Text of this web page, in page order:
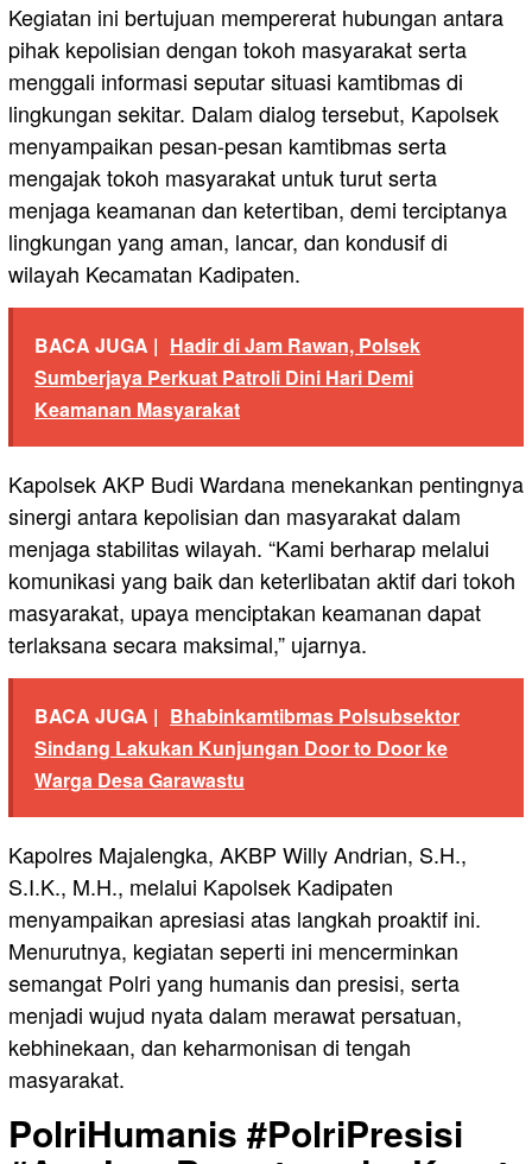
Kegiatan ini bertujuan mempererat hubungan antara
pihak kepolisian dengan tokoh masyarakat serta
menggali informasi seputar situasi kamtibmas di
lingkungan sekitar. Dalam dialog tersebut, Kapolsek
menyampaikan pesan-pesan kamtibmas serta
mengajak tokoh masyarakat untuk turut serta
menjaga keamanan dan ketertiban, demi terciptanya
lingkungan yang aman, lancar, dan kondusif di
wilayah Kecamatan Kadipaten.
BACA JUGA | Hadir di Jam Rawan, Polsek
Sumberjaya Perkuat Patroli Dini Hari Demi
Keamanan Masyarakat
Kapolsek AKP Budi Wardana menekankan pentingnya
sinergi antara kepolisian dan masyarakat dalam
menjaga stabilitas wilayah. “Kami berharap melalui
komunikasi yang baik dan keterlibatan aktif dari tokoh
masyarakat, upaya menciptakan keamanan dapat
terlaksana secara maksimal,” ujarnya.
BACA JUGA | Bhabinkamtibmas Polsubsektor
Sindang Lakukan Kunjungan Door to Door ke
Warga Desa Garawastu
Kapolres Majalengka, AKBP Willy Andrian, S.H.,
S.I.K., M.H., melalui Kapolsek Kadipaten
menyampaikan apresiasi atas langkah proaktif ini.
Menurutnya, kegiatan seperti ini mencerminkan
semangat Polri yang humanis dan presisi, serta
menjadi wujud nyata dalam merawat persatuan,
kebhinekaan, dan keharmonisan di tengah
masyarakat.
PolriHumanis #PolriPresisi